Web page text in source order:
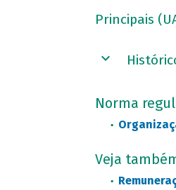
Principais
Norma
Veja